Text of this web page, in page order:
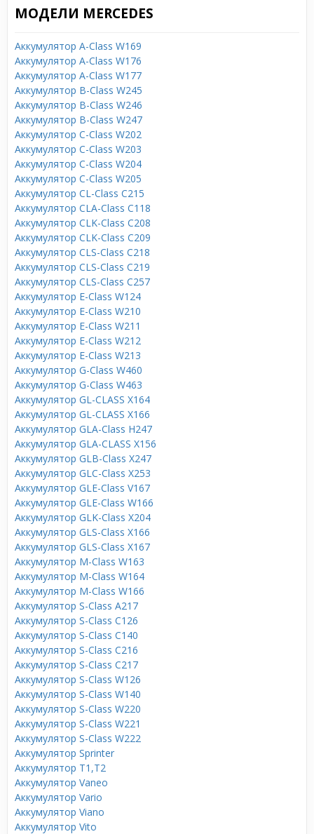
МОДЕЛИ MERCEDES
Аккумулятор A-Class W169
Аккумулятор A-Class W176
Аккумулятор A-Class W177
Аккумулятор B-Class W245
Аккумулятор B-Class W246
Аккумулятор B-Class W247
Аккумулятор C-Class W202
Аккумулятор C-Class W203
Аккумулятор C-Class W204
Аккумулятор C-Class W205
Аккумулятор CL-Class C215
Аккумулятор CLA-Class C118
Аккумулятор CLK-Class C208
Аккумулятор CLK-Class C209
Аккумулятор CLS-Class C218
Аккумулятор CLS-Class C219
Аккумулятор CLS-Class C257
Аккумулятор E-Class W124
Аккумулятор E-Class W210
Аккумулятор E-Class W211
Аккумулятор E-Class W212
Аккумулятор E-Class W213
Аккумулятор G-Class W460
Аккумулятор G-Class W463
Аккумулятор GL-CLASS X164
Аккумулятор GL-CLASS X166
Аккумулятор GLA-Class H247
Аккумулятор GLA-CLASS X156
Аккумулятор GLB-Class X247
Аккумулятор GLC-Class X253
Аккумулятор GLE-Class V167
Аккумулятор GLE-Class W166
Аккумулятор GLK-Class X204
Аккумулятор GLS-Class X166
Аккумулятор GLS-Class X167
Аккумулятор M-Class W163
Аккумулятор M-Class W164
Аккумулятор M-Class W166
Аккумулятор S-Class A217
Аккумулятор S-Class C126
Аккумулятор S-Class C140
Аккумулятор S-Class C216
Аккумулятор S-Class C217
Аккумулятор S-Class W126
Аккумулятор S-Class W140
Аккумулятор S-Class W220
Аккумулятор S-Class W221
Аккумулятор S-Class W222
Аккумулятор Sprinter
Аккумулятор T1,T2
Аккумулятор Vaneo
Аккумулятор Vario
Аккумулятор Viano
Аккумулятор Vito